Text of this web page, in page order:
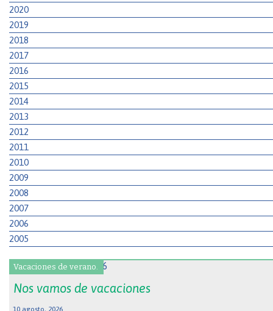
2020
2019
2018
2017
2016
2015
2014
2013
2012
2011
2010
2009
2008
2007
2006
2005
Vacaciones de verano.
Nos vamos de vacaciones